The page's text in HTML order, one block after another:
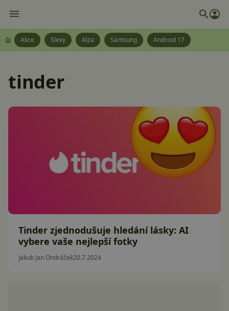
Akce Slevy Alza Samsung Android 17
tinder
Tinder zjednodušuje hledání lásky: AI
vybere vaše nejlepší fotky
Jakub Jan Ondráček20.7.2024